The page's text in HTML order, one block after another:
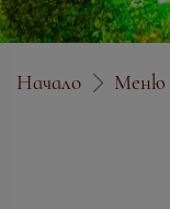
Начало Меню